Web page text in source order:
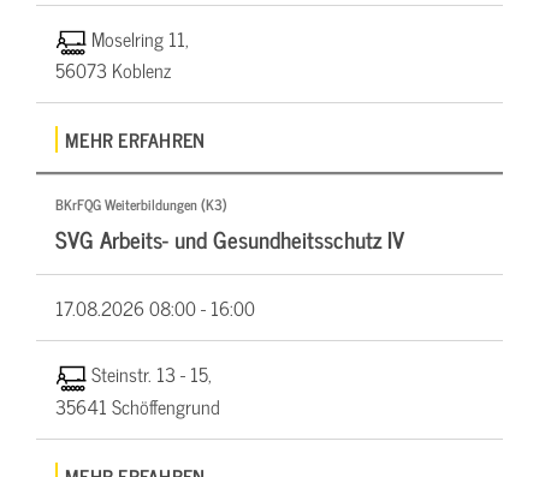
Moselring 11,
56073 Koblenz
MEHR ERFAHREN
BKrFQG Weiterbildungen (K3)
SVG Arbeits- und Gesundheitsschutz IV
17.08.202608:00 - 16:00
Steinstr. 13 - 15,
35641 Schöffengrund